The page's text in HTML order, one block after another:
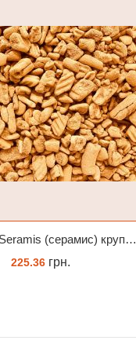
Мох сфагнум спагмосс spagmoss besgrow прессований новозеландський. Заводське пакування 100 грамм
517.00 грн.